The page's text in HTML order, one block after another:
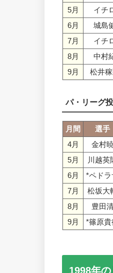
5月
イチ
6月
城島
7月
イチ
8月
中村
9月
松井
パ・リーグ
月間 選手
4月
金村暁
5月
川越英
6月
*ペドラ
7月
松坂大
8月
豊田
9月
*篠原貴
1998年